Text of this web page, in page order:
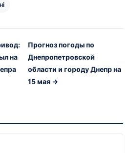
на
Прогноз погоды по
Днепропетровской
области и городу Днепр на
15 мая →